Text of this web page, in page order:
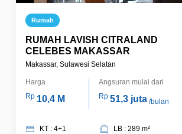
Rumah
RUMAH LAVISH CITRALAND
CELEBES MAKASSAR
Makassar, Sulawesi Selatan
Harga
Rp 10,4 M
Angsuran mulai dari
Rp 51,3 juta/bulan
KT : 4+1
LB : 289 m²